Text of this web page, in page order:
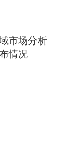
市场分析
情况